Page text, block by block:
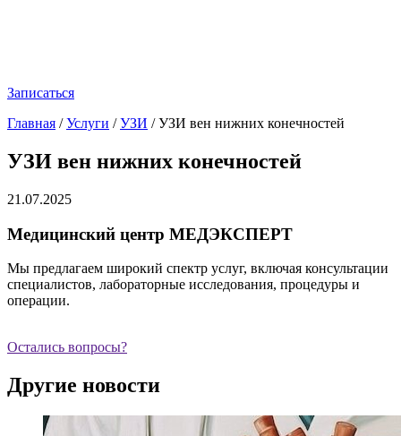
Записаться
Главная /Услуги /УЗИ /УЗИ вен нижних конечностей
УЗИ вен нижних конечностей
21.07.2025
Медицинский центр МЕДЭКСПЕРТ
Мы предлагаем широкий спектр услуг, включая консультации
специалистов, лабораторные исследования, процедуры и
операции.
Остались вопросы?
Другие новости